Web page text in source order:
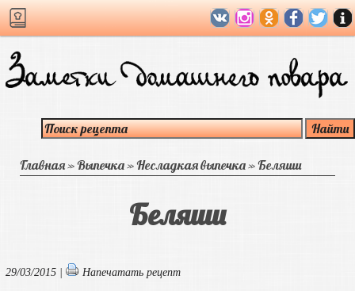
Главная»Выпечка»Несладкая выпечка»Беляши
Беляши
29/03/2015 | Напечатать рецепт